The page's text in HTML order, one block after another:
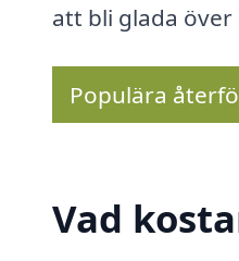
att bli glada
Populära
Vad